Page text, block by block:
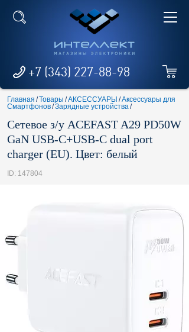
+7 (343) 227-88-98
Главная /Товары /АКСЕССУАРЫ /Аксессуары для
Смартфонов/Зарядные устройства/
Сетевое з/у ACEFAST A29 PD50W
GaN USB-C+USB-C dual port
charger (EU). Цвет: белый
ID: 147804